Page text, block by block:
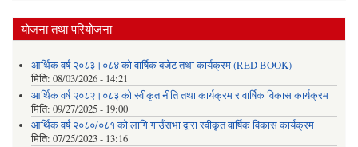
योजना तथा परियोजना
आर्थिक वर्ष २०८३।०८४ को वार्षिक बजेट तथा कार्यक्रम (RED BOOK)
मिति: 08/03/2026 - 14:21
आर्थिक वर्ष २०८२।०८३ को स्वीकृत नीति तथा कार्यक्रम र वार्षिक विकास कार्यक्रम
मिति: 09/27/2025 - 19:00
आर्थिक वर्ष २०८०/०८१ को लागि गाउँसभा द्वारा स्वीकृत वार्षिक विकास कार्यक्रम
मिति: 07/25/2023 - 13:16